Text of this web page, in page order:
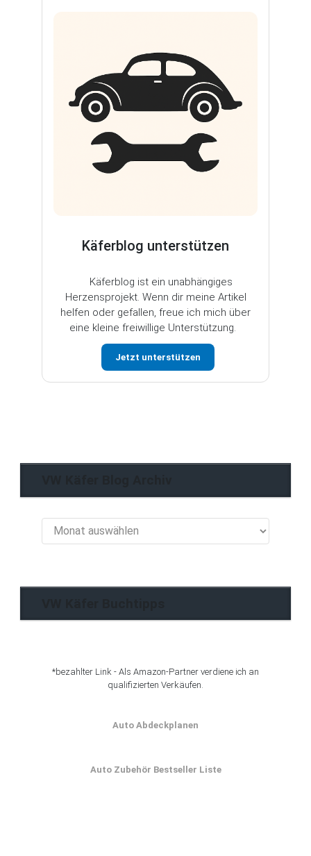
Käferblog unterstützen
Käferblog ist ein unabhängiges
Herzensprojekt. Wenn dir meine Artikel
helfen oder gefallen, freue ich mich über
eine kleine freiwillige Unterstützung.
Jetzt unterstützen
Käfer
*bezahlter Link - Als Amazon-Partner verdiene ich an
qualifizierten Verkäufen.
Auto Abdeckplanen
Auto Zubehör Bestseller Liste